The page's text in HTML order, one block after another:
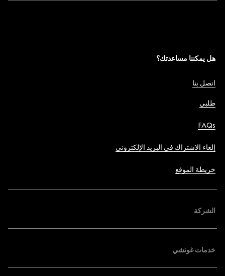
هل يمكننا مساعدتك؟
اتصل بنا
طلبي
FAQs
إلغاء الاشتراك في البريد الإلكتروني
خريطة الموقع
الشركة
خدمات غوتشي